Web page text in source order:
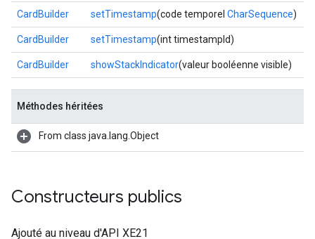
CardBuilder setTimestamp(code temporel CharSequence)
CardBuilder setTimestamp(int timestampId)
CardBuilder showStackIndicator(valeur booléenne visible)
Méthodes héritées
From class java.lang.Object
Constructeurs publics
Ajouté au niveau d'API XE21